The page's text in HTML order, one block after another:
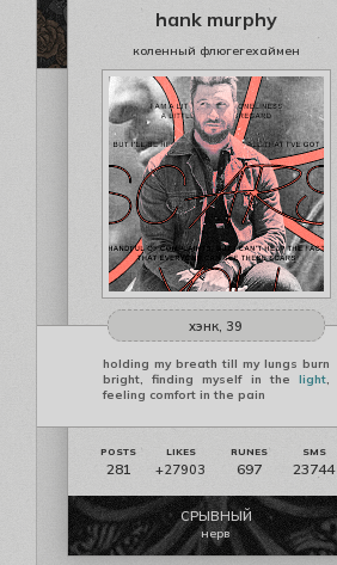
hank murphy
коленный флюгегехаймен
хэнк, 39
holding my breath till my lungs burn
bright, finding myself in the light,
feeling comfort in the pain
281 +27903 697 23744
СРЫВНЫЙ
нерв